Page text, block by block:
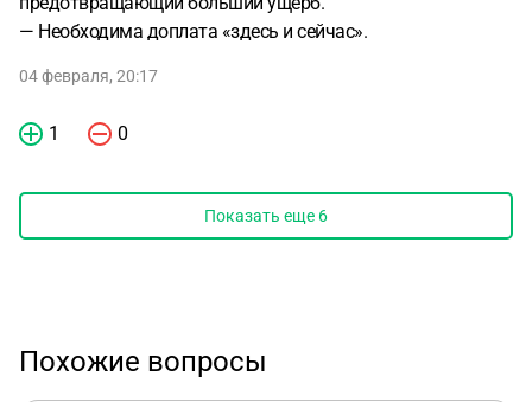
— Необходима доплата «здесь и сейчас».
04 февраля, 20:17
1 0
Показать еще 6
Похожие вопросы